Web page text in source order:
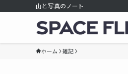
山と写真のノート
ホーム 雑記